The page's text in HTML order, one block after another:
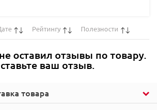
товара
Рейтингу Полезности
оставил отзывы по товару.
ваш отзыв.